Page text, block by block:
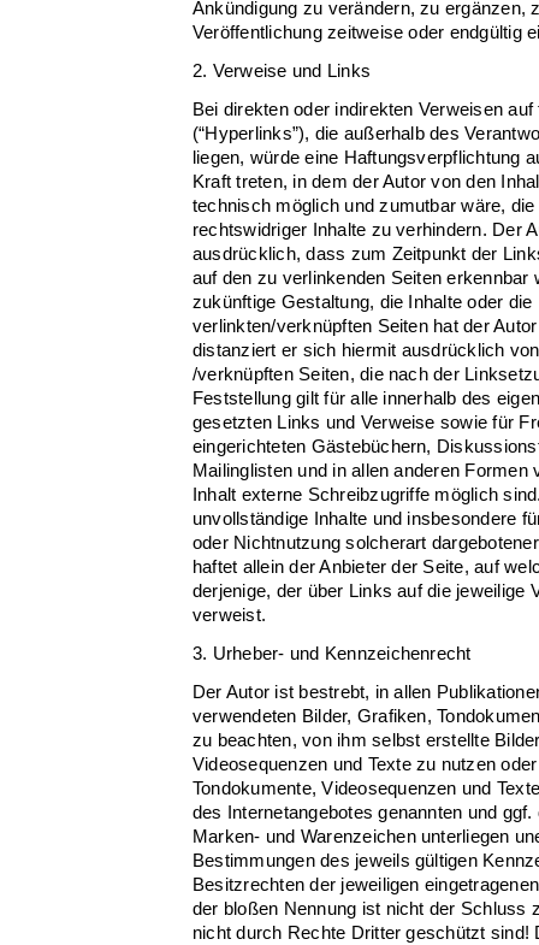
Ankündigung zu verändern, zu ergänzen,
Veröffentlichung zeitweise oder endgültig
2. Verweise und Links
Bei direkten oder indirekten Verweisen
(“Hyperlinks”), die außerhalb des
liegen, würde eine Haftungsverpflichtung
Kraft treten, in dem der Autor von den
technisch möglich und zumutbar wäre,
rechtswidriger Inhalte zu verhindern. Der
ausdrücklich, dass zum Zeitpunkt der
auf den zu verlinkenden Seiten erkennbar
zukünftige Gestaltung, die Inhalte oder
verlinkten/verknüpften Seiten hat der
distanziert er sich hiermit ausdrücklich
/verknüpften Seiten, die nach der
Feststellung gilt für alle innerhalb des
gesetzten Links und Verweise sowie für
eingerichteten Gästebüchern,
Mailinglisten und in allen anderen Formen
Inhalt externe Schreibzugriffe möglich
unvollständige Inhalte und insbesondere
oder Nichtnutzung solcherart
haftet allein der Anbieter der Seite, auf
derjenige, der über Links auf die jeweilige
verweist.
3. Urheber- und Kennzeichenrecht
Der Autor ist bestrebt, in allen
verwendeten Bilder, Grafiken,
zu beachten, von ihm selbst erstellte
Videosequenzen und Texte zu nutzen
Tondokumente, Videosequenzen und
des Internetangebotes genannten und
Marken- und Warenzeichen unterliegen
Bestimmungen des jeweils gültigen
Besitzrechten der jeweiligen
der bloßen Nennung ist nicht der Schluss
nicht durch Rechte Dritter geschützt sind!